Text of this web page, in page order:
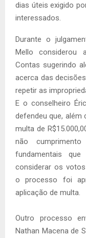
dias úteis exigido
interessados.
Durante o
Mello considerou
Contas sugerindo
acerca das
repetir as
E o conselheiro
defendeu que,
multa de
não
fundamentais
considerar os
o processo foi
aplicação de multa.
Outro processo
Nathan Macena de